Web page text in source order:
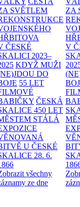
SVĚTLEM
ČESKÉ
2023–
KDYŽ MUŽI
DO
55 LET
ČESKÁ
450 LET
STÁLÁ
U ČESKÉ
28. 6.
všechny
ze dne
ZA
V